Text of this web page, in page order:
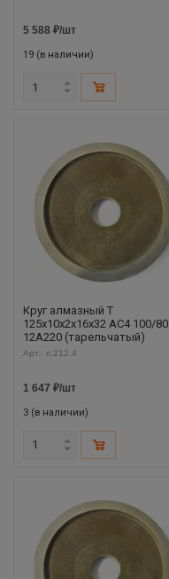
5 588 ₽/шт
19 (в наличии)
Круг алмазный Т
125х10х2х16х32 АС4 100/80
12А220 (тарельчатый)
Арт.: ri.212.4
1 647 ₽/шт
3 (в наличии)